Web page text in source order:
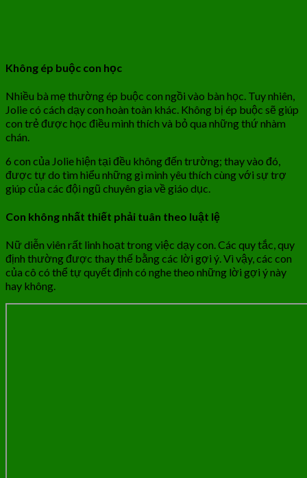
Không ép buộc con học
Nhiều bà mẹ thường ép buộc con ngồi vào bàn học. Tuy nhiên,
Jolie có cách dạy con hoàn toàn khác. Không bị ép buộc sẽ giúp
con trẻ được học điều mình thích và bỏ qua những thứ nhàm
chán.
6 con của Jolie hiện tại đều không đến trường; thay vào đó,
được tự do tìm hiểu những gì mình yêu thích cùng với sự trợ
giúp của các đội ngũ chuyên gia về giáo dục.
Con không nhất thiết phải tuân theo luật lệ
Nữ diễn viên rất linh hoạt trong việc dạy con. Các quy tắc, quy
định thường được thay thế bằng các lời gợi ý. Vì vậy, các con
của cô có thể tự quyết định có nghe theo những lời gợi ý này
hay không.